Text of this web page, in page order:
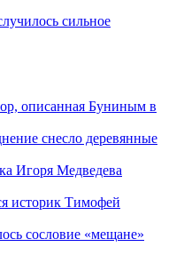
сильное
описанная Буниным в
снесло деревянные
Игоря Медведева
историк Тимофей
сословие «мещане»